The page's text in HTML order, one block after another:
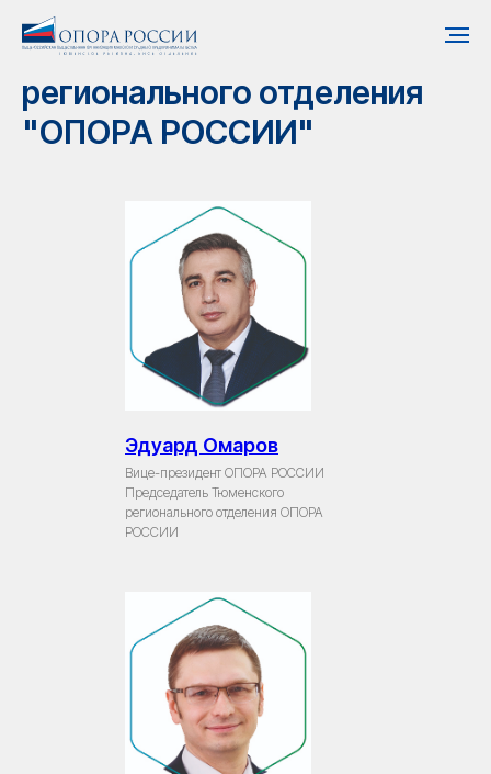
Совет Тюменского
регионального отделения
"ОПОРА РОССИИ"
Эдуард Омаров
Вице-президент ОПОРА РОССИИ
Председатель Тюменского
регионального отделения ОПОРА
РОССИИ